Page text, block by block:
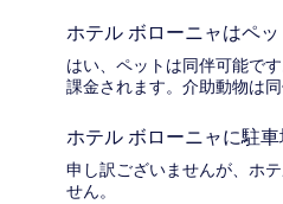
ホテル ボローニャはペ
はい、ペットは同伴可能です
課金されます。介助動物は同
ホテル ボローニャに駐
申し訳ございませんが、ホ
せん。